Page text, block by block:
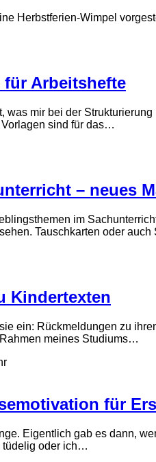
Herbstferien-Wimpel
Arbeitshefte
was mir bei der
sind für das…
– neues
im
Tauschkarten oder
Kindertexten
ein: Rückmeldungen zu
meines Studiums…
für
Eigentlich gab es dann,
tüdelig oder ich…